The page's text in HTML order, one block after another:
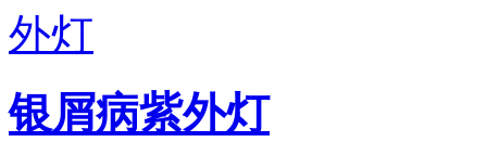
银屑病紫外灯